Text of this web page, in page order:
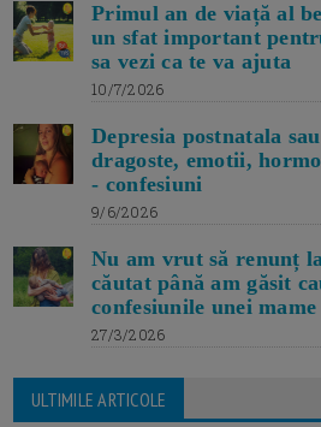
Primul an de viață al
un sfat important
sa vezi ca te va ajuta
10/7/2026
Depresia postnatala
dragoste, emotii,
- confesiuni
9/6/2026
Nu am vrut să renunț
căutat până am găsit
confesiunile unei
27/3/2026
ULTIMILE ARTICOLE